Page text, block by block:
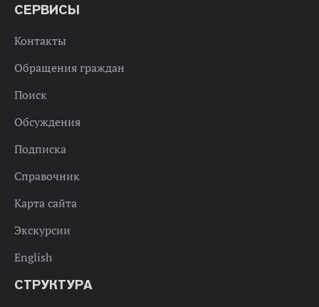
СЕРВИСЫ
Контакты
Обращения граждан
Поиск
Обсуждения
Подписка
Справочник
Карта сайта
Экскурсии
English
СТРУКТУРА